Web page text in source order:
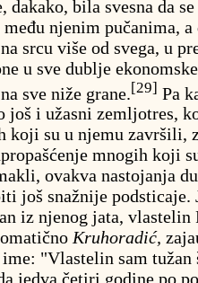
dakako, bila svesna da
među njenim pučanima,
srcu više od svega, u
u sve dublje
sve niže grane. [29] Pa
još i užasni zemljotres,
koji su u njemu završili,
mnogih koji
ovakva nastojanja
još snažnije
iz njenog jata, vlastelin
Kruhoradić,
ime: "Vlastelin sam
jedva četiri godine po